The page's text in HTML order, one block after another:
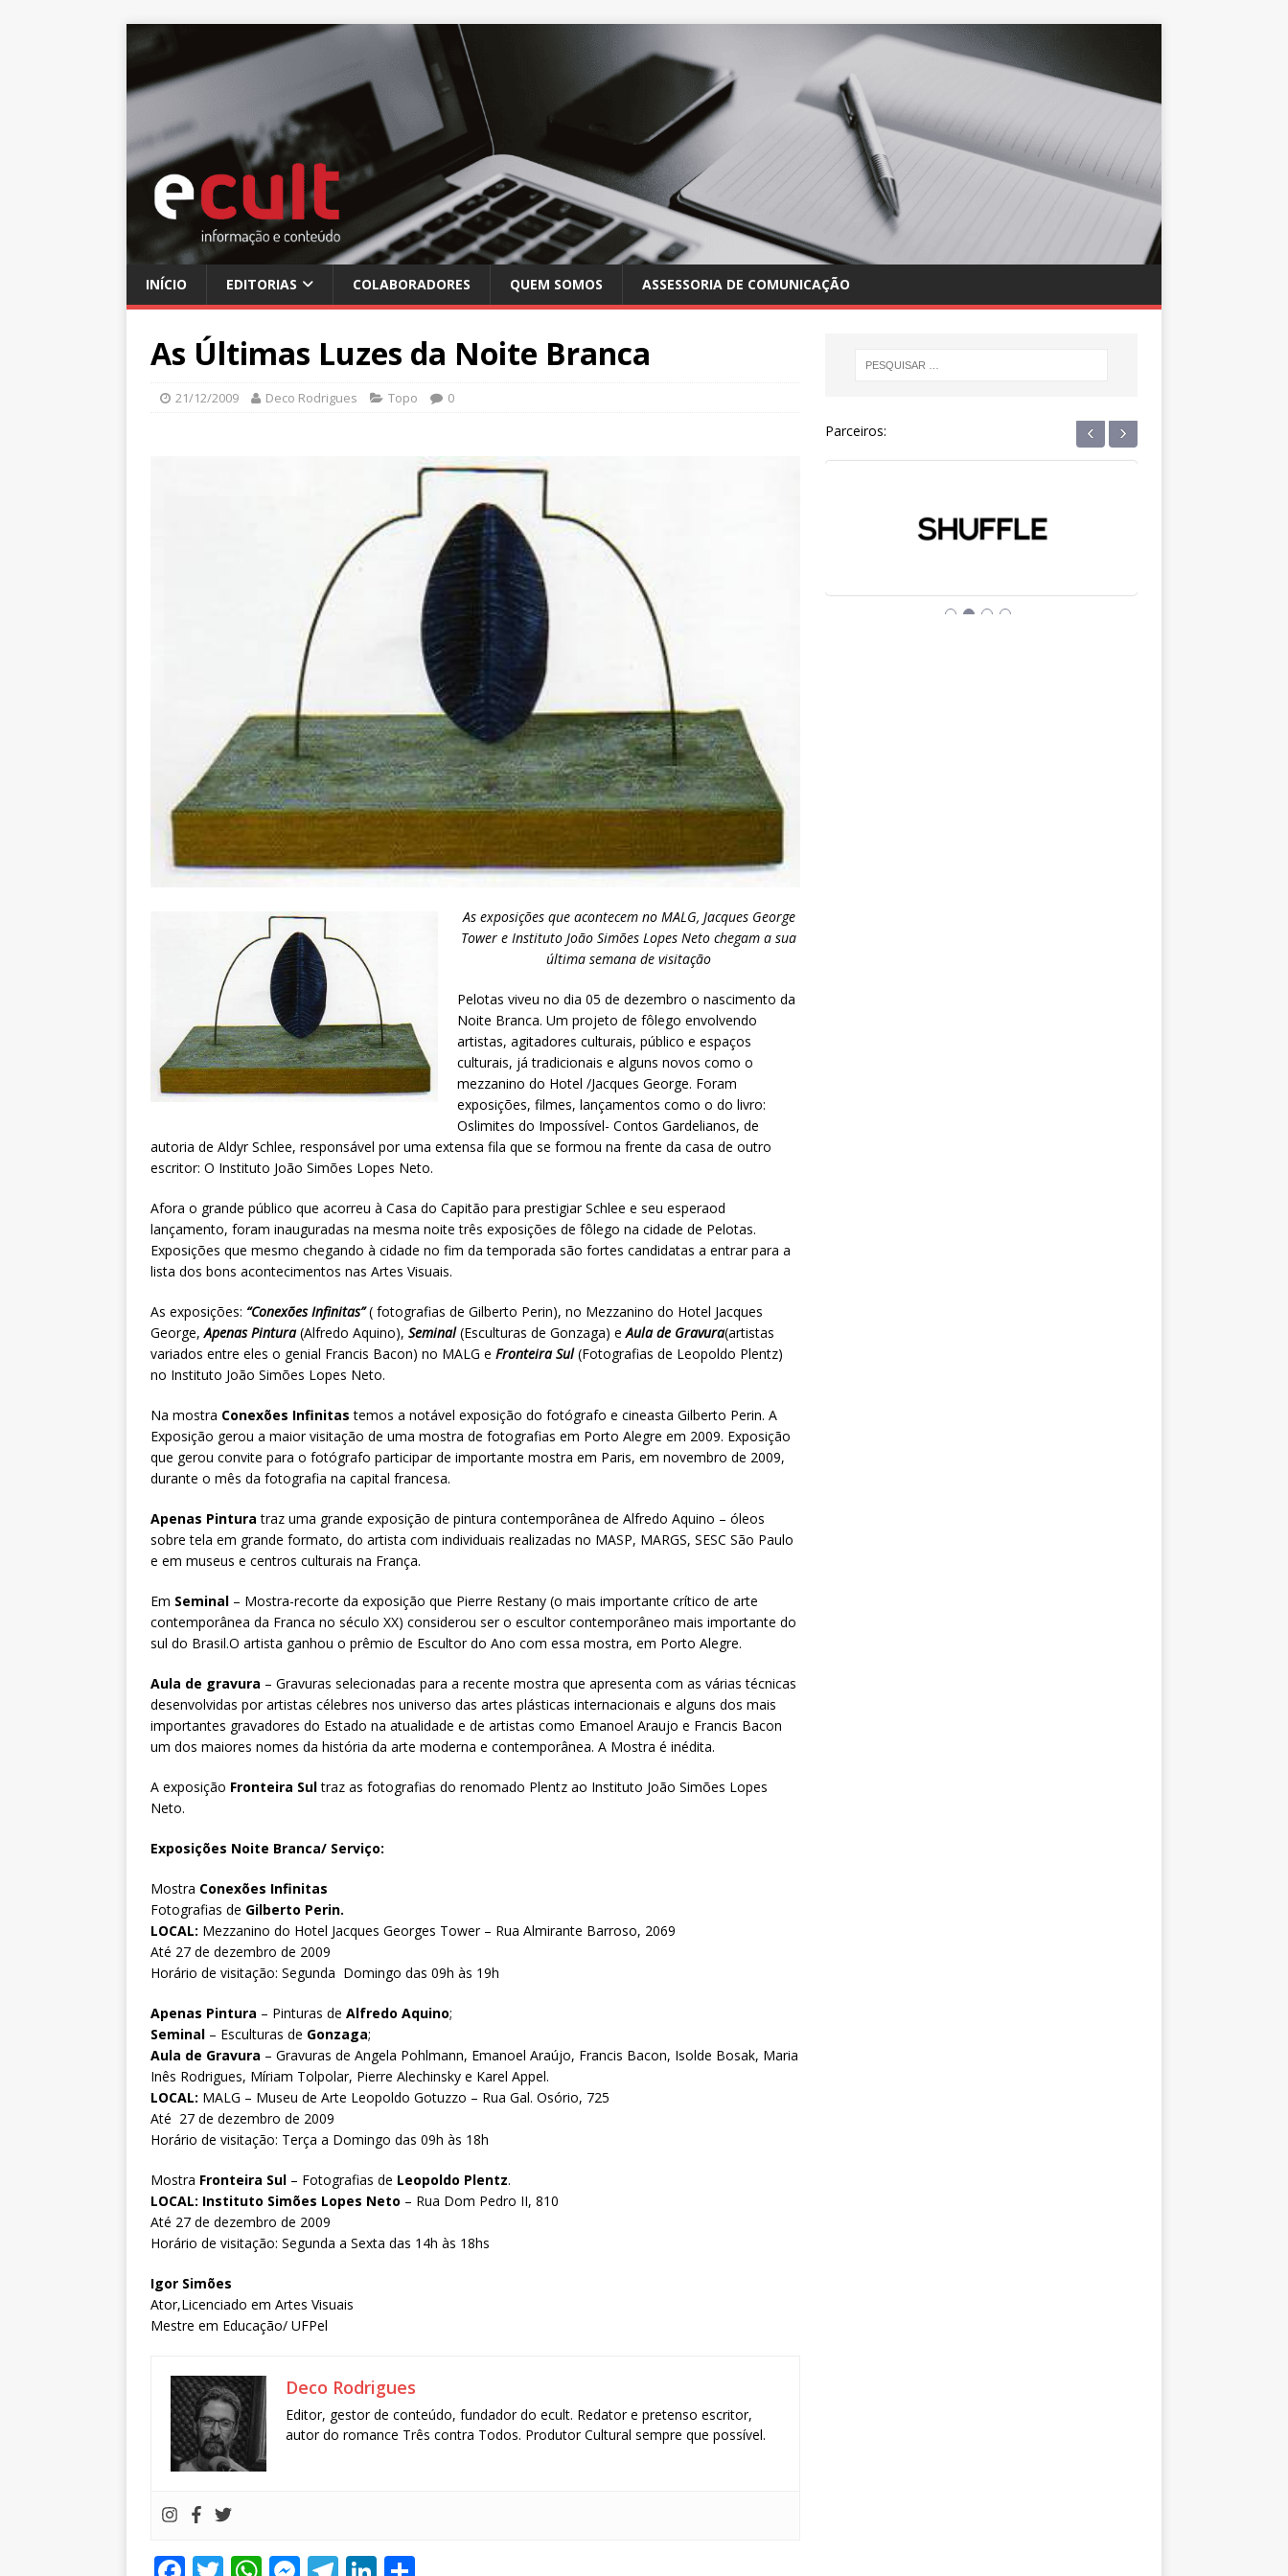
INÍCIO EDITORIAS COLABORADORES QUEM SOMOS ASSESSORIA DE COMUNICAÇÃO
As Últimas Luzes da Noite Branca
21/12/2009 Deco Rodrigues Topo 0
As exposições que acontecem no MALG, Jacques George
Tower e Instituto João Simões Lopes Neto chegam a sua
última semana de visitação
Pelotas viveu no dia 05 de dezembro o nascimento da
Noite Branca. Um projeto de fôlego envolvendo
artistas, agitadores culturais, público e espaços
culturais, já tradicionais e alguns novos como o
mezzanino do Hotel /Jacques George. Foram
exposições, filmes, lançamentos como o do livro:
Oslimites do Impossível- Contos Gardelianos, de
autoria de Aldyr Schlee, responsável por uma extensa fila que se formou na frente da casa de outro
escritor: O Instituto João Simões Lopes Neto.
Afora o grande público que acorreu à Casa do Capitão para prestigiar Schlee e seu esperaod
lançamento, foram inauguradas na mesma noite três exposições de fôlego na cidade de Pelotas.
Exposições que mesmo chegando à cidade no fim da temporada são fortes candidatas a entrar para a
lista dos bons acontecimentos nas Artes Visuais.
As exposições: “Conexões Infinitas”( fotografias de Gilberto Perin), no Mezzanino do Hotel Jacques
George,Apenas Pintura(Alfredo Aquino), Seminal(Esculturas de Gonzaga) eAula de Gravura(artistas
variados entre eles o genial Francis Bacon) no MALG e Fronteira Sul(Fotografias de Leopoldo Plentz)
no Instituto João Simões Lopes Neto.
Na mostra Conexões Infinitas temos a notável exposição do fotógrafo e cineasta Gilberto Perin. A
Exposição gerou a maior visitação de uma mostra de fotografias em Porto Alegre em 2009. Exposição
que gerou convite para o fotógrafo participar de importante mostra em Paris, em novembro de 2009,
durante o mês da fotografia na capital francesa.
Apenas Pintura traz uma grande exposição de pintura contemporânea de Alfredo Aquino – óleos
sobre tela em grande formato, do artista com individuais realizadas no MASP, MARGS, SESC São Paulo
e em museus e centros culturais na França.
Em Seminal – Mostra-recorte da exposição que Pierre Restany (o mais importante crítico de arte
contemporânea da Franca no século XX) considerou ser o escultor contemporâneo mais importante do
sul do Brasil.O artista ganhou o prêmio de Escultor do Ano com essa mostra, em Porto Alegre.
Aula de gravura – Gravuras selecionadas para a recente mostra que apresenta com as várias técnicas
desenvolvidas por artistas célebres nos universo das artes plásticas internacionais e alguns dos mais
importantes gravadores do Estado na atualidade e de artistas como Emanoel Araujo e Francis Bacon
um dos maiores nomes da história da arte moderna e contemporânea. A Mostra é inédita.
A exposição Fronteira Sultraz as fotografias do renomado Plentz ao Instituto João Simões Lopes
Neto.
Exposições Noite Branca/ Serviço:
Mostra Conexões Infinitas
Fotografias de Gilberto Perin.
LOCAL: Mezzanino do Hotel Jacques Georges Tower – Rua Almirante Barroso, 2069
Até 27 de dezembro de 2009
Horário de visitação: Segunda Domingo das 09h às 19h
Apenas Pintura – Pinturas de Alfredo Aquino;
Seminal – Esculturas de Gonzaga;
Aula de Gravura – Gravuras de Angela Pohlmann, Emanoel Araújo, Francis Bacon, Isolde Bosak, Maria
Inês Rodrigues, Míriam Tolpolar, Pierre Alechinsky e Karel Appel.
LOCAL: MALG – Museu de Arte Leopoldo Gotuzzo – Rua Gal. Osório, 725
Até 27 de dezembro de 2009
Horário de visitação: Terça a Domingo das 09h às 18h
Mostra Fronteira Sul – Fotografias de Leopoldo Plentz.
LOCAL: Instituto Simões Lopes Neto – Rua Dom Pedro II, 810
Até 27 de dezembro de 2009
Horário de visitação: Segunda a Sexta das 14h às 18hs
Igor Simões
Ator,Licenciado em Artes Visuais
Mestre em Educação/ UFPel
Deco Rodrigues
Editor, gestor de conteúdo, fundador do ecult. Redator e pretenso escritor,
autor do romance Três contra Todos. Produtor Cultural sempre que possível.
Parceiros: ‹ ›